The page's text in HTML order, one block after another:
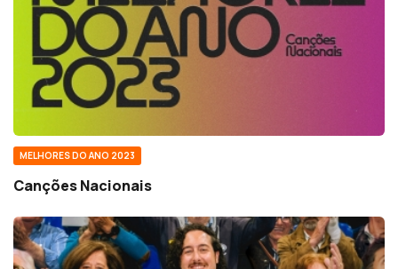
MELHORES DO ANO 2023
Canções Nacionais